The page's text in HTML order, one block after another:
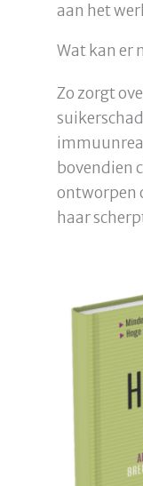
aan het
Wat kan er
Zo zorgt
bovendien
ontworpen
haar